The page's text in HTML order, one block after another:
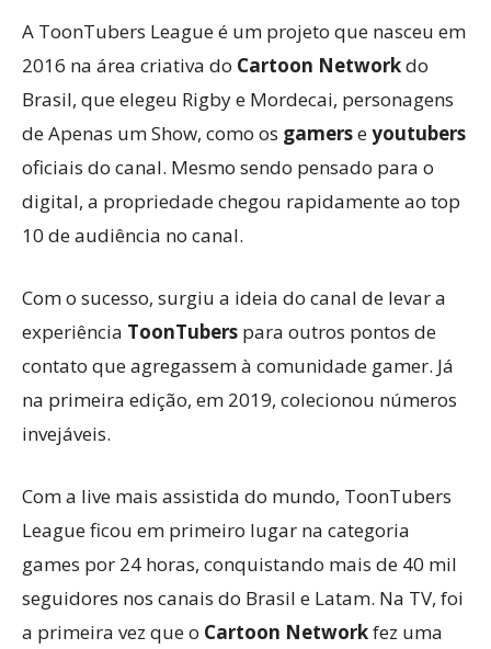
A ToonTubers League é um projeto que nasceu em
2016 na área criativa do Cartoon Networkdo
Brasil, que elegeu Rigby e Mordecai, personagens
de Apenas um Show, como os gamerseyoutubers
oficiais do canal. Mesmo sendo pensado para o
digital, a propriedade chegou rapidamente ao top
10 de audiência no canal.
Com o sucesso, surgiu a ideia do canal de levar a
experiência ToonTubers para outros pontos de
contato que agregassem à comunidade gamer. Já
na primeira edição, em 2019, colecionou números
invejáveis.
Com a live mais assistida do mundo, ToonTubers
League ficou em primeiro lugar na categoria
games por 24 horas, conquistando mais de 40 mil
seguidores nos canais do Brasil e Latam. Na TV, foi
a primeira vez que o Cartoon Networkfez uma